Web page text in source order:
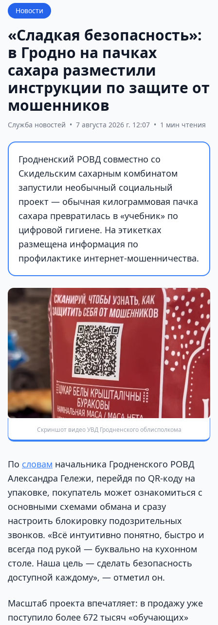
Новости
«Сладкая безопасность»:
в Гродно на пачках
сахара разместили
инструкции по защите от
мошенников
Служба новостей • 7 августа 2026 г. 12:07 • 1 мин чтения
Гродненский РОВД совместно со
Скидельским сахарным комбинатом
запустили необычный социальный
проект — обычная килограммовая пачка
сахара превратилась в «учебник» по
цифровой гигиене. На этикетках
размещена информация по
профилактике интернет-мошенничества.
Скриншот видео УВД Гродненского облисполкома
По словам начальника Гродненского РОВД
Александра Гележи, перейдя по QR-коду на
упаковке, покупатель может ознакомиться с
основными схемами обмана и сразу
настроить блокировку подозрительных
звонков. «Всё интуитивно понятно, быстро и
всегда под рукой — буквально на кухонном
столе. Наша цель — сделать безопасность
доступной каждому», — отметил он.
Масштаб проекта впечатляет: в продажу уже
поступило более 672 тысяч «обучающих»